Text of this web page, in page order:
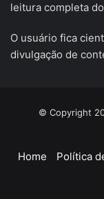
leitura completa
O usuário fica
divulgação de
© Copyright
Home Política